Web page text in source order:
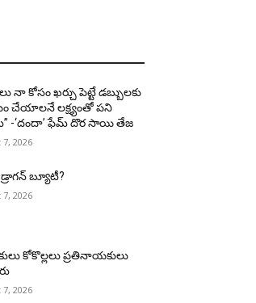
నా కోసం ఖర్చు పెట్టే డబ్బులకు
చేయాలనే లక్ష్యంతో పని
-‘దందా’ ఫేమ్ దొర సాయి తేజ
2026
బ్యూటీ?
2026
కోకొల్లలు ప్రతినాయకులు
2026